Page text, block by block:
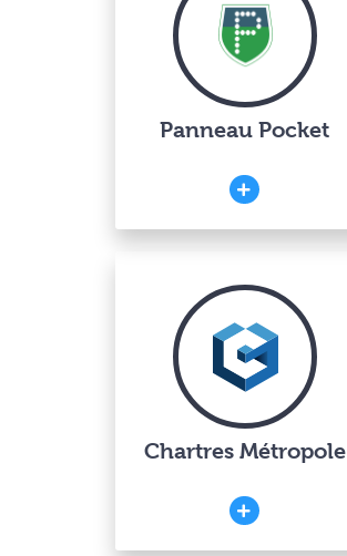
Panneau Pocket
Chartres Métropole